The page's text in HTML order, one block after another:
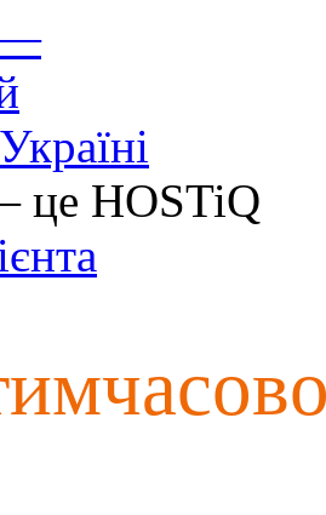
це HOSTiQ